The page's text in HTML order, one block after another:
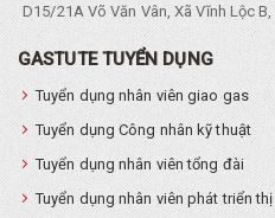
D15/21A Võ Văn Vân, Xã Vĩnh Lộc
GASTUTE TUYỂN DỤNG
Tuyển dụng nhân viên giao gas
Tuyển dụng Công nhân kỹ thuật
Tuyển dụng nhân viên tổng đài
Tuyển dụng nhân viên phát triển